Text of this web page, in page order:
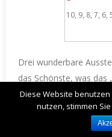
10, 9, 8, 7, 6,
Drei wunderbare
das Schönste, was das
Unterstützt von den
Studio“ Regensburg
von Renate Niebauer.
Diese Website
nutzen, stimmen